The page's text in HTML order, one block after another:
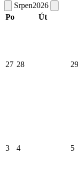
Srpen2026
Po
Út
27 28 29
3 4 5